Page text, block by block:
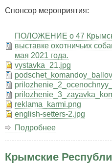
Спонсор мероприятия:
ПОЛОЖЕНИЕ о 47
выставке охотничьих
мая 2021 года.
vystavka_21.jpg
reklama_karmi.png
english-setters-2.jpg
Подробнее
собак
Крымские